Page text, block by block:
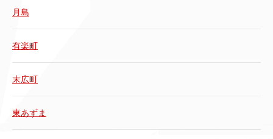
月島
有楽町
末広町
東あずま